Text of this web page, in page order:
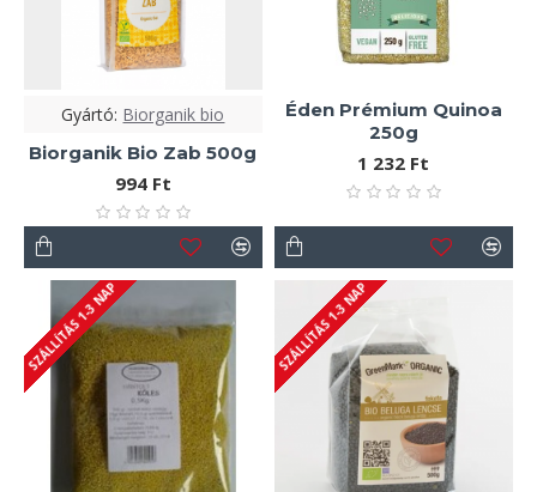
Gyártó: Biorganik bio
Biorganik Bio Zab 500g
994 Ft
Éden Prémium Quinoa
250g
1 232 Ft
SZÁLLÍTÁS 1-3 NAP SZÁLLÍTÁS 1-3 NAP